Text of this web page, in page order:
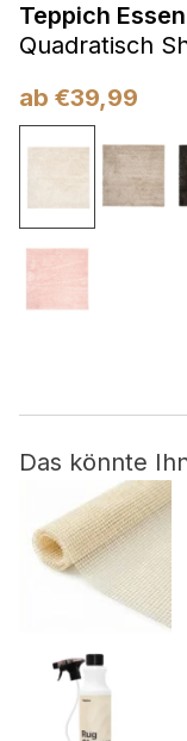
Teppich
Quadratisch
ab €39,99
Das könnte
Marketing
Marketing-
Websites hinweg
anzuzeigen, die für
Werbetreibende
Nicht
Andere nicht